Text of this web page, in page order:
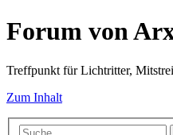
Forum von
Treffpunkt für Lichtritter,
Zum Inhalt